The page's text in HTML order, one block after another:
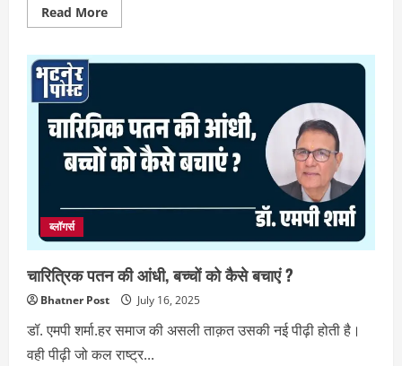
Read MoreRead
more
क्रांतिवीर,
दिया
स्वतंत्रता
संग्राम
का
आगाज
ब्लॉगर्स
चारित्रिक पतन की आंधी, बच्चों को कैसे बचाएं ?
Bhatner Post July 16, 2025
डॉ. एमपी शर्मा.हर समाज की असली ताक़त उसकी नई पीढ़ी होती है।
वही पीढ़ी जो कल राष्ट्र...